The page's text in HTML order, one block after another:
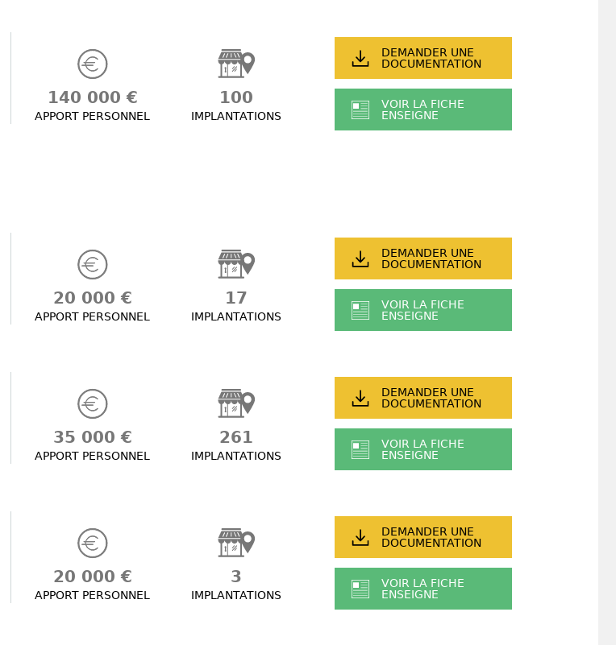
140 000 €
APPORT PERSONNEL
100
IMPLANTATIONS
DEMANDER UNE
DOCUMENTATION
VOIR LA FICHE
ENSEIGNE
20 000 €
APPORT PERSONNEL
17
IMPLANTATIONS
DEMANDER UNE
DOCUMENTATION
VOIR LA FICHE
ENSEIGNE
35 000 €
APPORT PERSONNEL
261
IMPLANTATIONS
DEMANDER UNE
DOCUMENTATION
VOIR LA FICHE
ENSEIGNE
20 000 €
APPORT PERSONNEL
3
IMPLANTATIONS
DEMANDER UNE
DOCUMENTATION
VOIR LA FICHE
ENSEIGNE